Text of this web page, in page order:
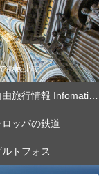
徹底比較
ヨーロッパ自由旅行情報 Infomation
ロッパの鉄道
ルトフォス